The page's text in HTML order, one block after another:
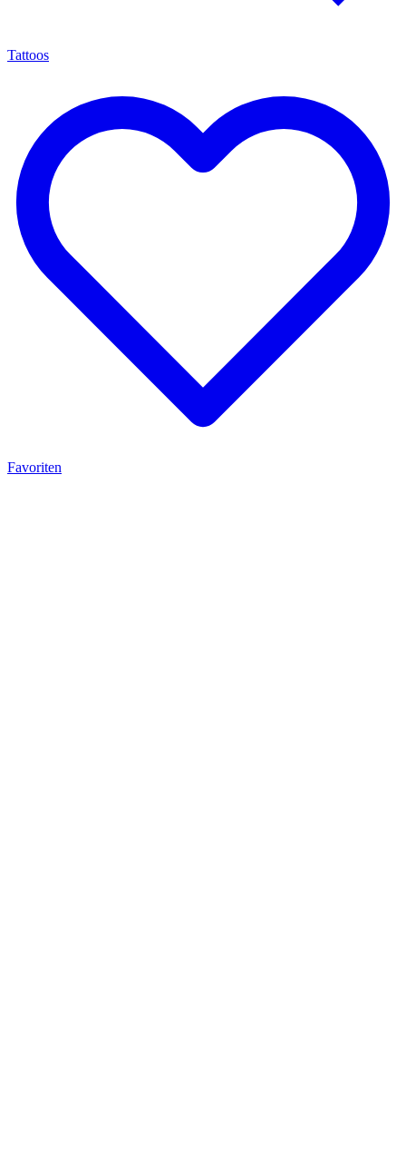
Tattoos
Favoriten